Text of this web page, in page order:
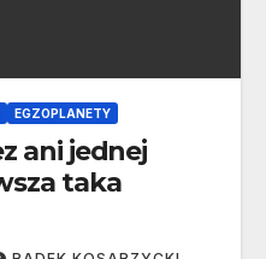
EGZOPLANETY
ani jednej
taka